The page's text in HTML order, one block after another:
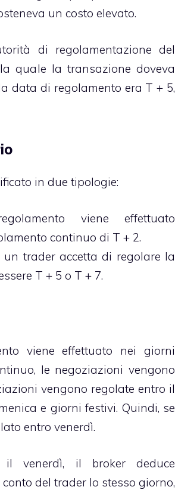
un costo elevato.
di regolamentazione del
quale la transazione doveva
data di regolamento era T + 5,
in due tipologie:
viene effettuato
continuo di T + 2.
trader accetta di regolare la
T + 5 o T + 7.
viene effettuato nei giorni
le negoziazioni vengono
vengono regolate entro il
e giorni festivi. Quindi, se
entro venerdì.
venerdì, il broker deduce
del trader lo stesso giorno,